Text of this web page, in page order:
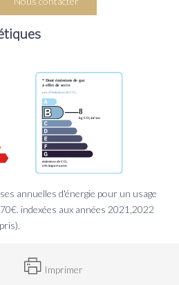
annuelles d'énergie pour un usage
indexées aux années 2021,2022
Imprimer